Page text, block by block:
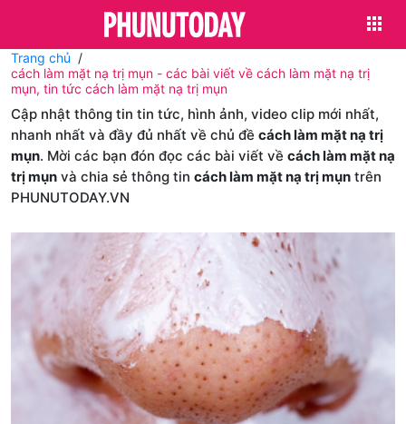
Trang chủ
cách làm mặt nạ trị mụn - các bài viết về cách làm mặt nạ trị
mụn, tin tức cách làm mặt nạ trị mụn
Cập nhật thông tin tin tức, hình ảnh, video clip mới nhất,
nhanh nhất và đầy đủ nhất về chủ đề cách làm mặt nạ trị
mụn. Mời các bạn đón đọc các bài viết về cách làm mặt nạ
trị mụn và chia sẻ thông tin cách làm mặt nạ trị mụn trên
PHUNUTODAY.VN